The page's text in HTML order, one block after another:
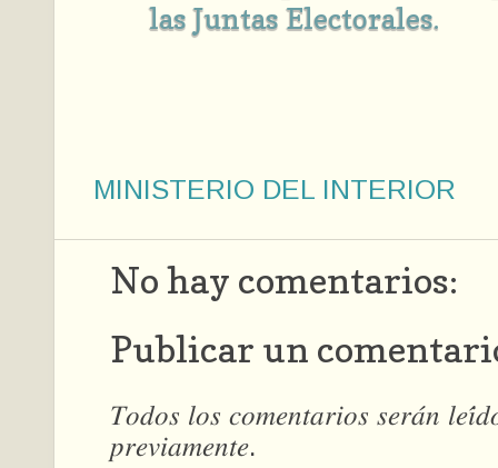
las Juntas Electorales.
MINISTERIO DEL INTERIOR
No hay comentarios:
Publicar un
𝑇𝑜𝑑𝑜𝑠 𝑙𝑜𝑠 𝑐𝑜𝑚𝑒𝑛𝑡𝑎𝑟𝑖𝑜𝑠 𝑠𝑒𝑟𝑎́𝑛
𝑝𝑟𝑒𝑣𝑖𝑎𝑚𝑒𝑛𝑡𝑒.